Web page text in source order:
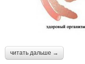
читать дальше →